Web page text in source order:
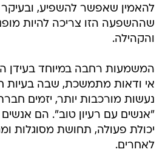
להאמין שאפשר להשפיע, ובעיקר
שההשפעה הזו צריכה להיות
והקהילה.
המשמעות רחבה במיוחד בעידן
אי ודאות מתמשכת, שבה בעיות
נעשות מורכבות יותר, יזמים
"אנשים עם רעיון טוב". הם
יכולת פעולה, תחושת מסוגלות
לאחרים.